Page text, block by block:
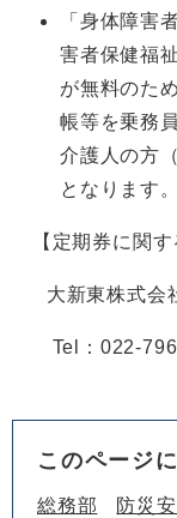
「身体障害
害者保健福
が無料のた
帳等を乗務
介護人の方
となります。
【定期券に関す
大新東株式会
Tel：022-
このページ
総務部 防災